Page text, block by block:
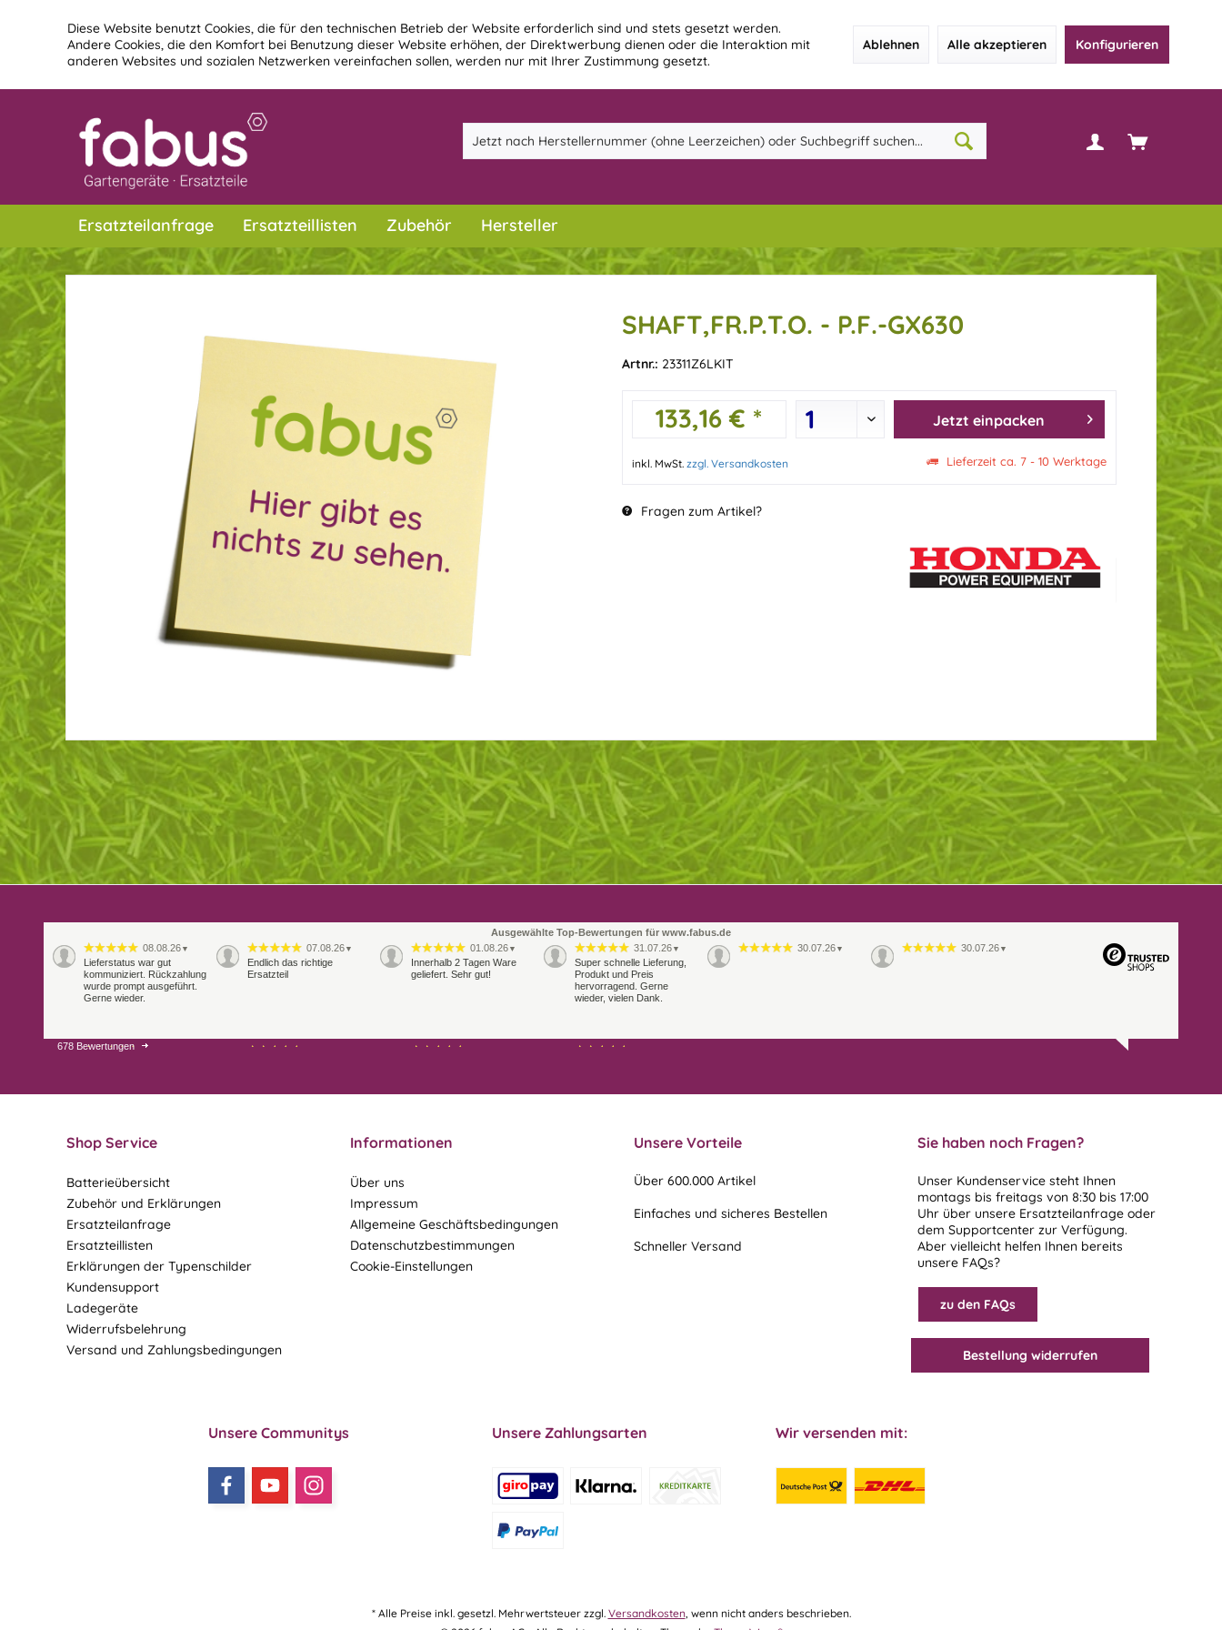
Diese Website benutzt Cookies, die für den technischen Betrieb der Website erforderlich sind und stets gesetzt werden.
Andere Cookies, die den Komfort bei Benutzung dieser Website erhöhen, der Direktwerbung dienen oder die Interaktion mit
anderen Websites und sozialen Netzwerken vereinfachen sollen, werden nur mit Ihrer Zustimmung gesetzt.
Ablehnen Alle akzeptieren Konfigurieren
Ersatzteilanfrage Ersatzteillisten Zubehör Hersteller
SHAFT,FR.P.T.O. - P.F.-GX630
Artnr.: 23311Z6LKIT
133,16 € * Jetzt einpacken
inkl. MwSt. zzgl. Versandkosten Lieferzeit ca. 7 - 10 Werktage
Fragen zum Artikel?
Ausgewählte Top-Bewertungen für www.fabus.de
08.08.26 ▼
Lieferstatus war gut
kommuniziert. Rückzahlung
wurde prompt ausgeführt.
Gerne wieder.
07.08.26 ▼
Endlich das richtige
Ersatzteil
01.08.26 ▼
Innerhalb 2 Tagen Ware
geliefert. Sehr gut!
31.07.26 ▼
Super schnelle Lieferung,
Produkt und Preis
hervorragend. Gerne
wieder, vielen Dank.
30.07.26 ▼ 30.07.26 ▼
29.07.26
678 Bewertungen
Shop Service
Batterieübersicht
Zubehör und Erklärungen
Ersatzteilanfrage
Ersatzteillisten
Erklärungen der Typenschilder
Kundensupport
Ladegeräte
Widerrufsbelehrung
Versand und Zahlungsbedingungen
Informationen
Über uns
Impressum
Allgemeine Geschäftsbedingungen
Datenschutzbestimmungen
Cookie-Einstellungen
Unsere Vorteile
Über 600.000 Artikel
Einfaches und sicheres Bestellen
Schneller Versand
Sie haben noch Fragen?
Unser Kundenservice steht Ihnen
montags bis freitags von 8:30 bis 17:00
Uhr über unsere Ersatzteilanfrage oder
dem Supportcenter zur Verfügung.
Aber vielleicht helfen Ihnen bereits
unsere FAQs?
zu den FAQs
Bestellung widerrufen
Unsere Communitys Unsere Zahlungsarten Wir versenden mit:
* Alle Preise inkl. gesetzl. Mehrwertsteuer zzgl. Versandkosten, wenn nicht anders beschrieben.